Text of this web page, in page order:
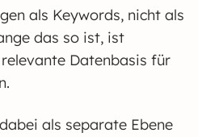
als Keywords, nicht als
das so ist, ist
Datenbasis für
als separate Ebene